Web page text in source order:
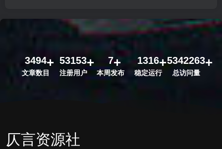
3494
文章数目
53153
注册用户
7
本周发布
1316
稳定运行
5342263
总访问量
仄言资源社